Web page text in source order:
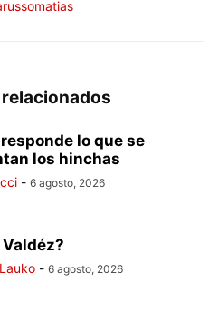
lo que se
los hinchas
- 6 agosto, 2026
- 6 agosto, 2026